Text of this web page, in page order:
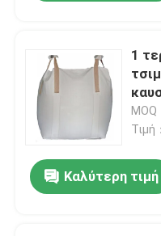
1
Τιμή
Καλύτερη τιμή